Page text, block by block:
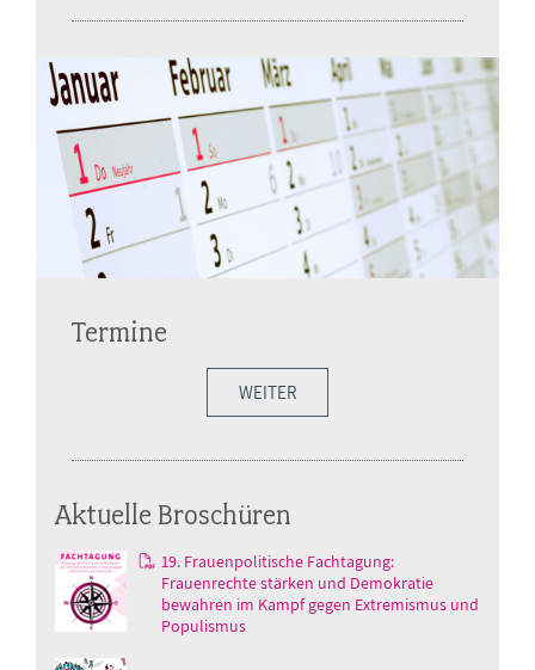
Termine
WEITER
Aktuelle Broschüren
19. Frauenpolitische Fachtagung:
Frauenrechte stärken und Demokratie
bewahren im Kampf gegen Extremismus und
Populismus